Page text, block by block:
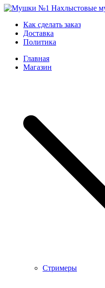
Skip
content
Мушки №1
Нахлыстовые мушки
Как сделать заказ
Доставка
Политика
Главная
Магазин
Стримеры